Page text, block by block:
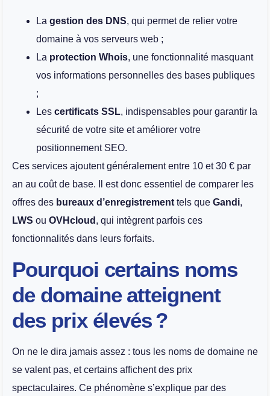
La gestion des DNS, qui permet de relier votre
domaine à vos serveurs web ;
La protection Whois, une fonctionnalité masquant
vos informations personnelles des bases publiques
;
Les certificats SSL, indispensables pour garantir la
sécurité de votre site et améliorer votre
positionnement SEO.
Ces services ajoutent généralement entre 10 et 30 € par
an au coût de base. Il est donc essentiel de comparer les
offres des bureaux d’enregistrement tels que Gandi,
LWS ou OVHcloud , qui intègrent parfois ces
fonctionnalités dans leurs forfaits.
Pourquoi certains noms
de domaine atteignent
des prix élevés ?
On ne le dira jamais assez : tous les noms de domaine ne
se valent pas, et certains affichent des prix
spectaculaires. Ce phénomène s’explique par des